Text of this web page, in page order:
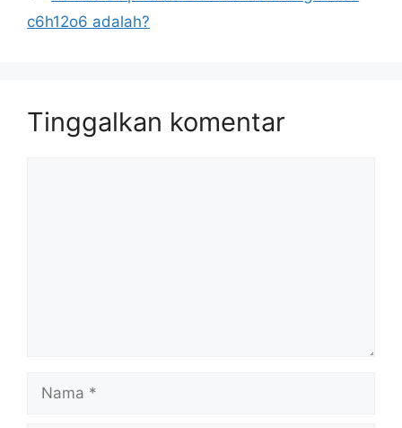
c6h12o6 adalah?
Tinggalkan komentar